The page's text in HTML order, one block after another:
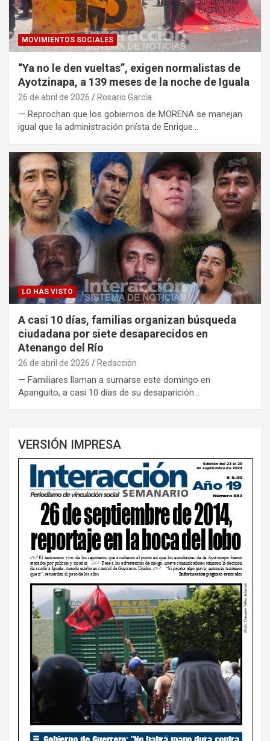
MOVIMIENTOS SOCIALES
“Ya no le den vueltas”, exigen normalistas de
Ayotzinapa, a 139 meses de la noche de Iguala
26 de abril de 2026 Rosario García
— Reprochan que los gobiernos de MORENA se manejan
igual que la administración priísta de Enrique…
LO HAS VISTO
A casi 10 días, familias organizan búsqueda
ciudadana por siete desaparecidos en
Atenango del Río
26 de abril de 2026 Redacción
— Familiares llaman a sumarse este domingo en
Apanguito, a casi 10 días de su desaparición…
VERSIÓN IMPRESA